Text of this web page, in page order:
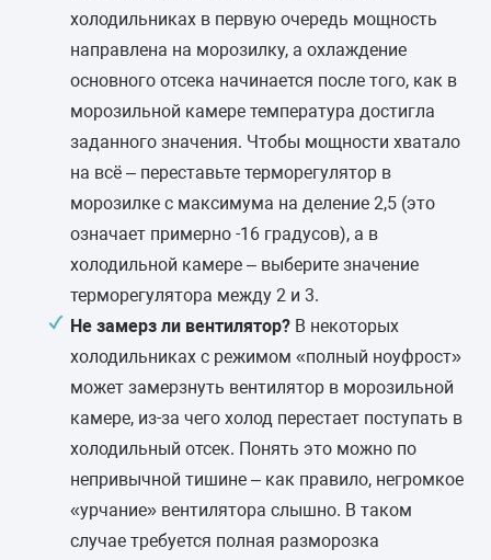
холодильниках в первую очередь мощность
направлена на морозилку, а охлаждение
основного отсека начинается после того, как в
морозильной камере температура достигла
заданного значения. Чтобы мощности хватало
на всё – переставьте терморегулятор в
морозилке с максимума на деление 2,5 (это
означает примерно -16 градусов), а в
холодильной камере – выберите значение
терморегулятора между 2 и 3.
Не замерз ли вентилятор? В некоторых
холодильниках с режимом «полный ноуфрост»
может замерзнуть вентилятор в морозильной
камере, из-за чего холод перестает поступать в
холодильный отсек. Понять это можно по
непривычной тишине – как правило, негромкое
«урчание» вентилятора слышно. В таком
случае требуется полная разморозка